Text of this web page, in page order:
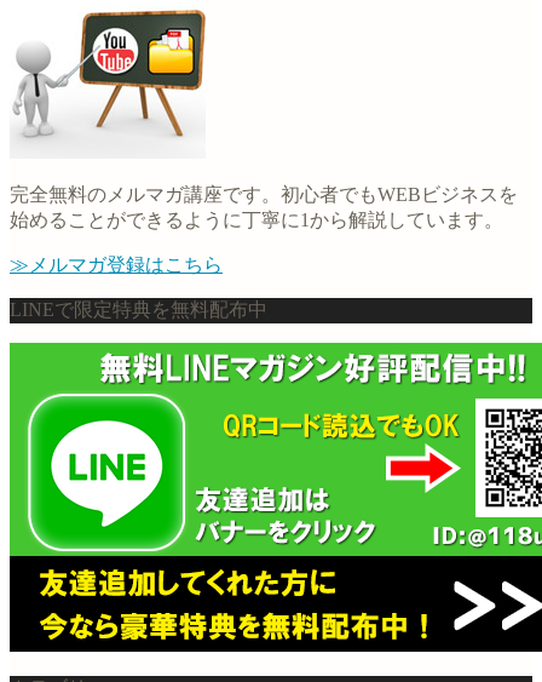
完全無料のメルマガ講座です。初心者でもWEBビジネスを
始めることができるように丁寧に1から解説しています。
≫メルマガ登録はこちら
LINEで限定特典を無料配布中